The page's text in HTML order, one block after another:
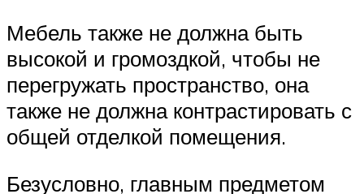
Мебель также не должна быть
высокой и громоздкой, чтобы не
перегружать пространство, она
также не должна контрастировать с
общей отделкой помещения.
Безусловно, главным предметом